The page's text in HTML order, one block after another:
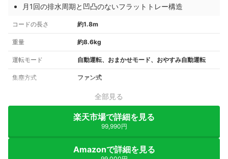
月1回の排水周期と凹凸のないフラットトレー構造
コードの長さ 約1.8m
重量 約8.6kg
運転モード 自動運転、おまかせモード、おやすみ自動運転
集塵方式 ファン式
全部見る
楽天市場で詳細を見る
99,990円
Amazonで詳細を見る